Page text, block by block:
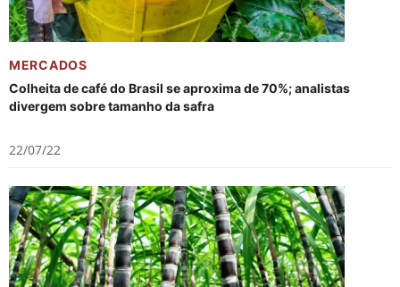
MERCADOS
Colheita de café do Brasil se aproxima de 70%; analistas
divergem sobre tamanho da safra
22/07/22